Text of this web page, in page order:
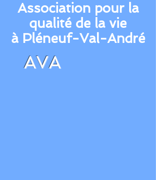
Association pour la
qualité de la vie
à Pléneuf-Val-André
AVA